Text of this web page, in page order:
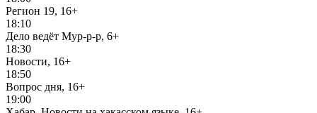
Регион 19, 16+
18:10
Дело ведёт Мур-р-р, 6+
18:30
Новости, 16+
18:50
Вопрос дня, 16+
19:00